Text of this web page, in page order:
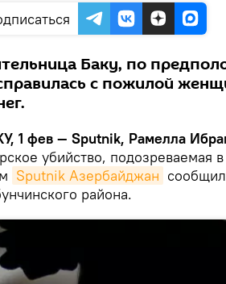
Баку, по
с пожилой
1 фев — Sputnik, Рамелла
убийство, подозреваемая
Sputnik Азербайджан
района.